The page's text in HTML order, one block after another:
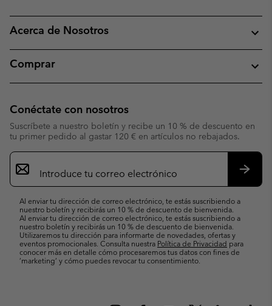
Acerca de Nosotros
Comprar
Conéctate con nosotros
Suscríbete a nuestro boletín y recibe un 10 % de descuento en
tu primer pedido al gastar 120 € en artículos no rebajados.
Suscripción
de
correo
Al enviar tu dirección de correo electrónico, te estás suscribiendo a
nuestro boletín y recibirás un 10 % de descuento de bienvenida.
Al enviar tu dirección de correo electrónico, te estás suscribiendo a
nuestro boletín y recibirás un 10 % de descuento de bienvenida.
Utilizaremos tu dirección para informarte de novedades, ofertas y
eventos promocionales. Consulta nuestra Política de Privacidad para
conocer más en detalle cómo procesaremos tus datos con fines de
’marketing’ y cómo puedes revocar tu consentimiento.